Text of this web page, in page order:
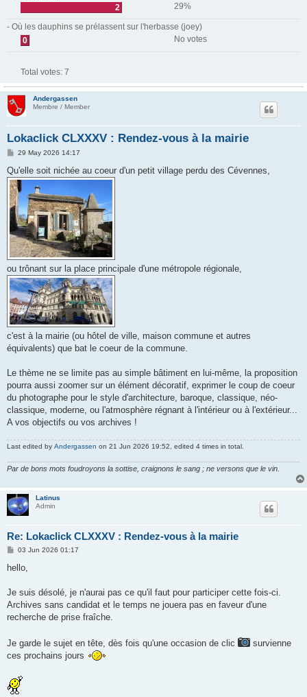
2
29%
- Où les dauphins se prélassent sur l'herbasse (joey)
0
No votes
Total votes: 7
Andergassen
Membre / Member
Lokaclick CLXXXV : Rendez-vous à la mairie
P
s
t
29 May 2026 14:17
Qu'elle soit nichée au coeur d'un petit village perdu des Cévennes,
ou trônant sur la place principale d'une métropole régionale,
c'est à la mairie (ou hôtel de ville, maison commune et autres
équivalents) que bat le coeur de la commune.
Le thème ne se limite pas au simple bâtiment en lui-même, la proposition
pourra aussi zoomer sur un élément décoratif, exprimer le coup de coeur
du photographe pour le style d'architecture, baroque, classique, néo-
classique, moderne, ou l'atmosphère régnant à l'intérieur ou à l'extérieur...
A vos objectifs ou vos archives !
Last edited by Andergassen on 21 Jun 2026 19:52, edited 4 times in total.
Par de bons mots foudroyons la sottise, craignons le sang ; ne versons que le vin.
Latinus
Admin
Re: Lokaclick CLXXXV : Rendez-vous à la mairie
P
s
03 Jun 2026 01:17
hello,
Je suis désolé, je n'aurai pas ce qu'il faut pour participer cette fois-ci.
Archives sans candidat et le temps ne jouera pas en faveur d'une
recherche de prise fraîche.
Je garde le sujet en tête, dès fois qu'une occasion de clic
survienne
ces prochains jours